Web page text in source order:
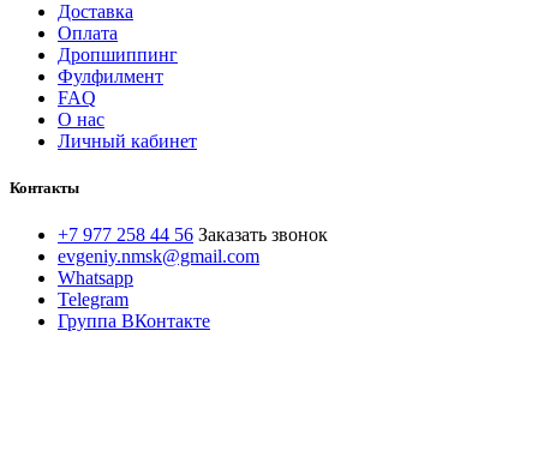
Доставка
Оплата
Дропшиппинг
Фулфилмент
FAQ
О нас
Личный кабинет
Контакты
+7 977 258 44 56 Заказать звонок
evgeniy.nmsk@gmail.com
Whatsapp
Telegram
Группа ВКонтакте